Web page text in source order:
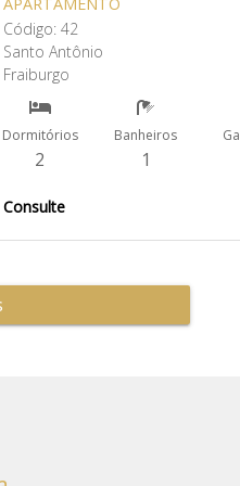
APARTAMENTO
Código: 42
Santo Antônio
Fraiburgo
Dormitórios
2
Banheiros
1
Consulte